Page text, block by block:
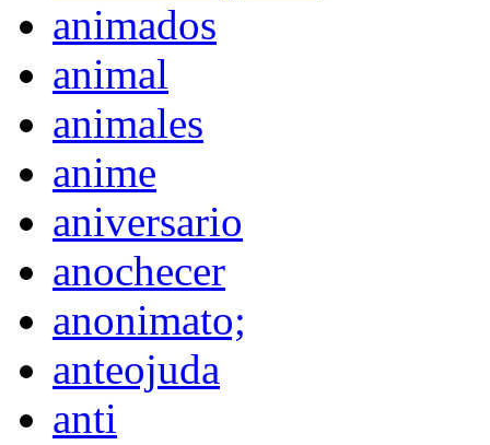
animados
animal
animales
anime
aniversario
anochecer
anonimato;
anteojuda
anti